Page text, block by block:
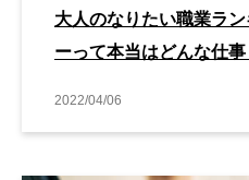
大人のなりたい職業ラ
ーって本当はどんな仕事
2022/04/06